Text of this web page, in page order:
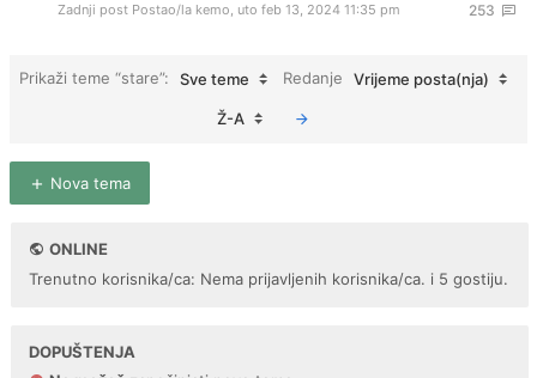
253
Zadnji post Postao/la kemo, uto feb 13, 2024 11:35 pm
Prikaži teme “stare”: Sve teme Redanje Vrijeme posta(nja)
Ž-A
Nova tema
ONLINE
Trenutno korisnika/ca: Nema prijavljenih korisnika/ca. i 5 gostiju.
DOPUŠTENJA